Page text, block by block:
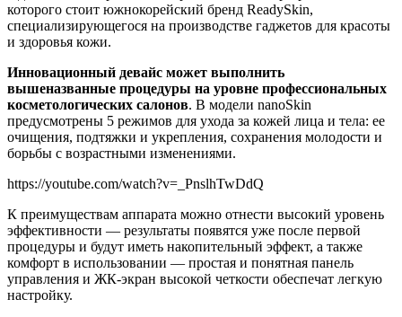
которого стоит южнокорейский бренд ReadySkin,
специализирующегося на производстве гаджетов для красоты
и здоровья кожи.
Инновационный девайс может выполнить
вышеназванные процедуры на уровне профессиональных
косметологических салонов. В модели nanoSkin
предусмотрены 5 режимов для ухода за кожей лица и тела: ее
очищения, подтяжки и укрепления, сохранения молодости и
борьбы с возрастными изменениями.
https://youtube.com/watch?v=_PnslhTwDdQ
К преимуществам аппарата можно отнести высокий уровень
эффективности — результаты появятся уже после первой
процедуры и будут иметь накопительный эффект, а также
комфорт в использовании — простая и понятная панель
управления и ЖК-экран высокой четкости обеспечат легкую
настройку.